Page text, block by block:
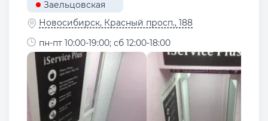
Заельцовская
Новосибирск, Красный просп., 188
пн-пт 10:00-19:00; сб 12:00-18:00